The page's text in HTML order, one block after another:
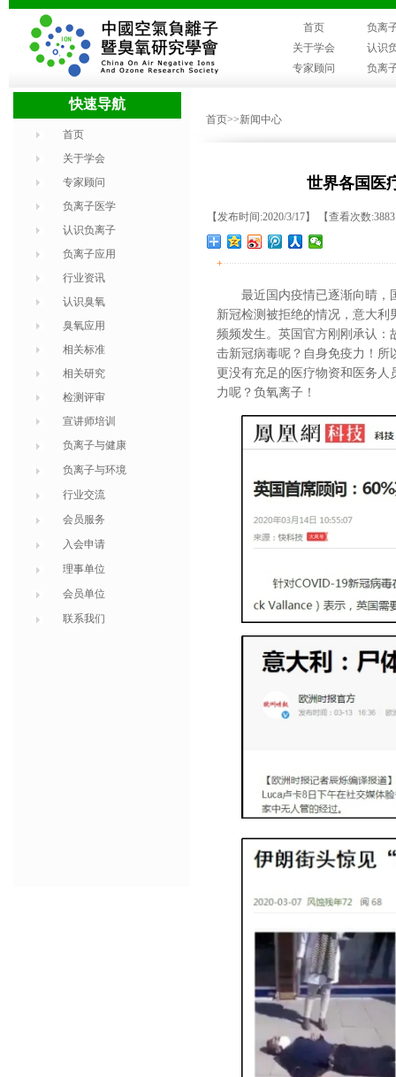
首页
负离
关于学会
认识
专家顾问
负离
快速导航
首页
关于学会
专家顾问
负离子医学
认识负离子
负离子应用
行业资讯
认识臭氧
臭氧应用
相关标准
相关研究
检测评审
宣讲师培训
负离子与健康
负离子与环境
行业交流
会员服务
入会申请
理事单位
会员单位
联系我们
首页>>新闻中心
世界各国医
【发布时间:2020/3/17】 【查看次数
+
最近国内疫情已逐渐向晴，
新冠检测被拒绝的情况，意大利
频频发生。英国官方刚刚承认：
击新冠病毒呢？自身免疫力！所
更没有充足的医疗物资和医务
力呢？负氧离子！